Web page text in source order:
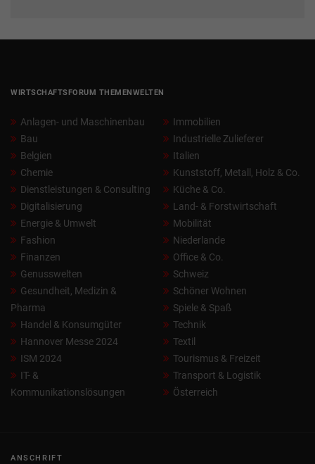
WIRTSCHAFTSFORUM THEMENWELTEN
Anlagen- und Maschinenbau
Bau
Belgien
Chemie
Dienstleistungen & Consulting
Digitalisierung
Energie & Umwelt
Fashion
Finanzen
Genusswelten
Gesundheit, Medizin &
Pharma
Handel & Konsumgüter
Hannover Messe 2024
ISM 2024
IT- &
Kommunikationslösungen
Immobilien
Industrielle Zulieferer
Italien
Kunststoff, Metall, Holz & Co.
Küche & Co.
Land- & Forstwirtschaft
Mobilität
Niederlande
Office & Co.
Schweiz
Schöner Wohnen
Spiele & Spaß
Technik
Textil
Tourismus & Freizeit
Transport & Logistik
Österreich
ANSCHRIFT